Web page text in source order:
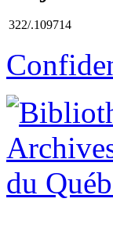
322/.109714